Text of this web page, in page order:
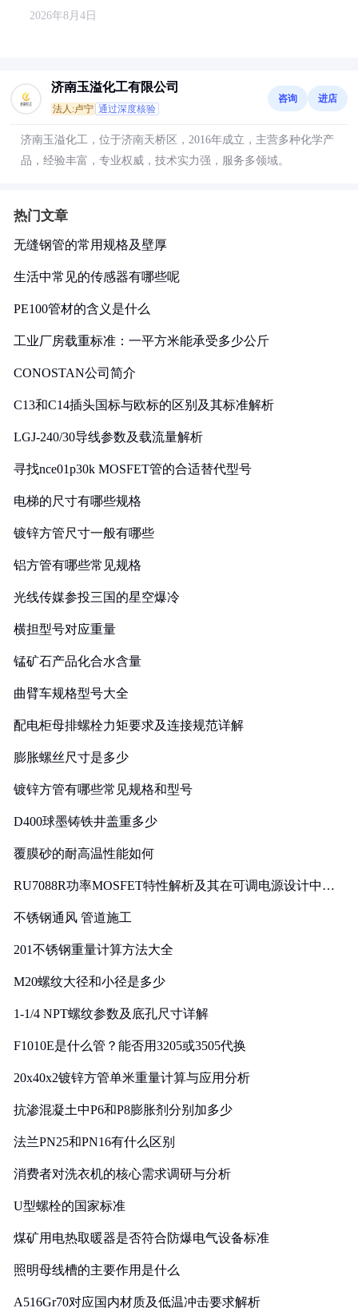
2026年8月4日
济南玉溢化工有限公司
法人:卢宁 通过深度核验
咨询 进店
济南玉溢化工，位于济南天桥区，2016年成立，主营多种化学产
品，经验丰富，专业权威，技术实力强，服务多领域。
热门文章
无缝钢管的常用规格及壁厚
生活中常见的传感器有哪些呢
PE100管材的含义是什么
工业厂房载重标准：一平方米能承受多少公斤
CONOSTAN公司简介
C13和C14插头国标与欧标的区别及其标准解析
LGJ-240/30导线参数及载流量解析
寻找nce01p30k MOSFET管的合适替代型号
电梯的尺寸有哪些规格
镀锌方管尺寸一般有哪些
铝方管有哪些常见规格
光线传媒参投三国的星空爆冷
横担型号对应重量
锰矿石产品化合水含量
曲臂车规格型号大全
配电柜母排螺栓力矩要求及连接规范详解
膨胀螺丝尺寸是多少
镀锌方管有哪些常见规格和型号
D400球墨铸铁井盖重多少
覆膜砂的耐高温性能如何
RU7088R功率MOSFET特性解析及其在可调电源设计中的
不锈钢通风 管道施工
201不锈钢重量计算方法大全
M20螺纹大径和小径是多少
1-1/4 NPT螺纹参数及底孔尺寸详解
F1010E是什么管？能否用3205或3505代换
20x40x2镀锌方管单米重量计算与应用分析
抗渗混凝土中P6和P8膨胀剂分别加多少
法兰PN25和PN16有什么区别
消费者对洗衣机的核心需求调研与分析
U型螺栓的国家标准
煤矿用电热取暖器是否符合防爆电气设备标准
照明母线槽的主要作用是什么
A516Gr70对应国内材质及低温冲击要求解析